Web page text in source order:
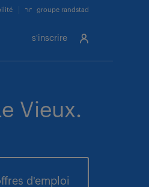
s'inscrire
groupe randstad
Vieux.
d'emploi